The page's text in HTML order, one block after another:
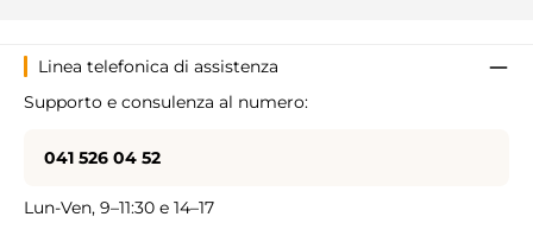
Linea telefonica di assistenza
Supporto e consulenza al numero:
041 526 04 52
Lun-Ven, 9–11:30 e 14–17